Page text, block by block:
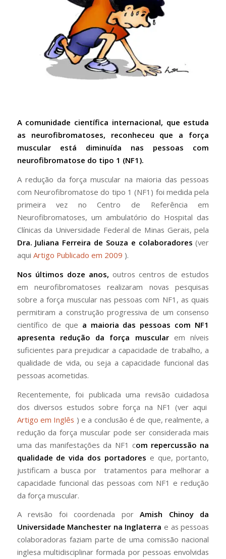
A comunidade científica internacional, que estuda
as neurofibromatoses, reconheceu que a força
muscular está diminuída nas pessoas com
neurofibromatose do tipo 1 (NF1).
A redução da força muscular na maioria das pessoas
com Neurofibromatose do tipo 1 (NF1) foi medida pela
primeira vez no Centro de Referência em
Neurofibromatoses, um ambulatório do Hospital das
Clínicas da Universidade Federal de Minas Gerais, pela
Dra. Juliana Ferreira de Souza e colaboradores (ver
aqui Artigo Publicado em 2009 ).
Nos últimos doze anos, outros centros de estudos
em neurofibromatoses realizaram novas pesquisas
sobre a força muscular nas pessoas com NF1, as quais
permitiram a construção progressiva de um consenso
científico de que a maioria das pessoas com NF1
apresenta redução da força muscularem níveis
suficientes para prejudicar a capacidade de trabalho, a
qualidade de vida, ou seja a capacidade funcional das
pessoas acometidas.
Recentemente, foi publicada uma revisão cuidadosa
dos diversos estudos sobre força na NF1 (ver aqui
Artigo em Inglês ) e a conclusão é de que, realmente, a
redução da força muscular pode ser considerada mais
uma das manifestações da NF1 com repercussão na
qualidade de vida dos portadores e que, portanto,
justificam a busca por tratamentos para melhorar a
capacidade funcional das pessoas com NF1 e redução
da força muscular.
A revisão foi coordenada porAmish Chinoy da
Universidade Manchester na Inglaterra e as pessoas
colaboradoras faziam parte de uma comissão nacional
inglesa multidisciplinar formada por pessoas envolvidas